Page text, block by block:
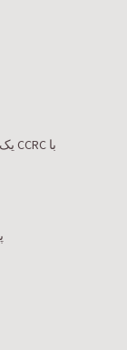
با CCRC یک ارائه دهنده مجوز مراقبت از کودک شوید